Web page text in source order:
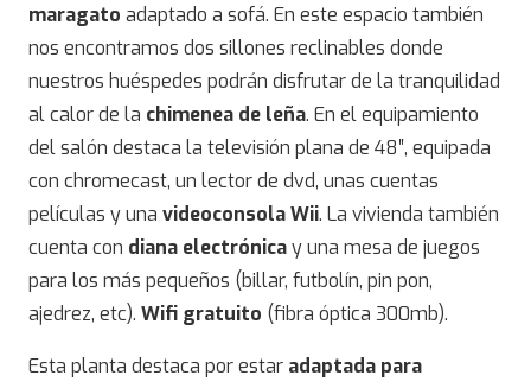
maragato adaptado a sofá. En este espacio también
nos encontramos dos sillones reclinables donde
nuestros huéspedes podrán disfrutar de la tranquilidad
al calor de la chimenea de leña. En el equipamiento
del salón destaca la televisión plana de 48″, equipada
con chromecast, un lector de dvd, unas cuentas
películas y una videoconsola Wii. La vivienda también
cuenta con diana electrónicay una mesa de juegos
para los más pequeños (billar, futbolín, pin pon,
ajedrez, etc). Wifi gratuito (fibra óptica 300mb).
Esta planta destaca por estar adaptada para